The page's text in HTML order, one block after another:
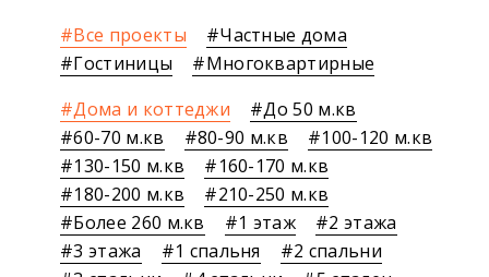
Все проекты
Частные дома
Гостиницы
Многоквартирные
Дома и коттеджи
До 50 м.кв
60-70 м.кв
80-90 м.кв
100-120 м.кв
130-150 м.кв
160-170 м.кв
180-200 м.кв
210-250 м.кв
Более 260 м.кв
1 этаж
2 этажа
3 этажа
1 спальня
2 спальни